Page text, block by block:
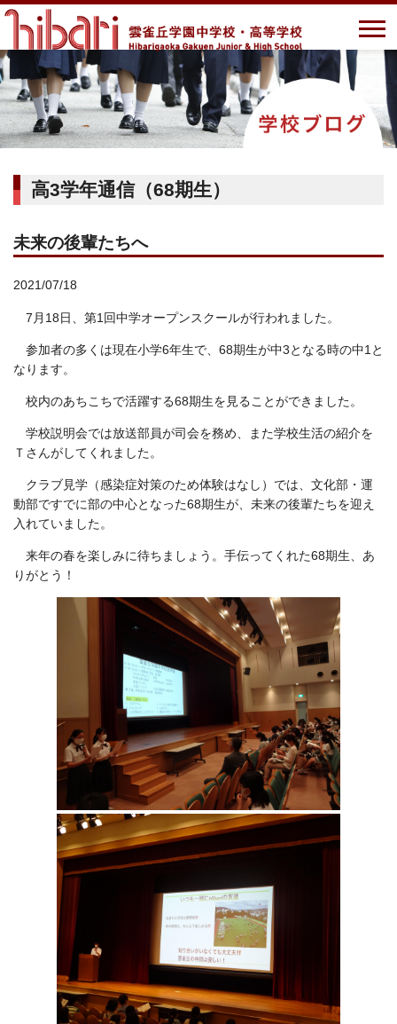
高3学年通信（68期生）
未来の後輩たちへ
2021/07/18
7月18日、第1回中学オープンスクールが行われました。
参加者の多くは現在小学6年生で、68期生が中3となる時の中1と
なります。
校内のあちこちで活躍する68期生を見ることができました。
学校説明会では放送部員が司会を務め、また学校生活の紹介を
Ｔさんがしてくれました。
クラブ見学（感染症対策のため体験はなし）では、文化部・運
動部ですでに部の中心となった68期生が、未来の後輩たちを迎え
入れていました。
来年の春を楽しみに待ちましょう。手伝ってくれた68期生、あ
りがとう！